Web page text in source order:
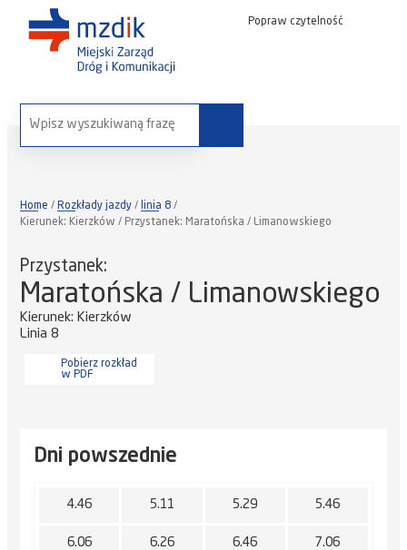
Popraw czytelność
wyszukaj na stronie:
Home Rozkłady jazdy
linia 8
Kierunek: Kierzków / Przystanek: Maratońska / Limanowskiego
Przystanek:
Maratońska / Limanowskiego
Kierunek: Kierzków
Linia 8
Pobierz rozkład
w PDF
Dni powszednie
4.46 5.11 5.29 5.46
6.06 6.26 6.46 7.06